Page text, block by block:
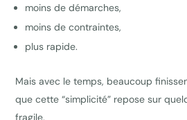
moins de démarches,
moins de contraintes,
plus rapide.
Mais avec le temps, beaucoup
que cette “simplicité” repose sur
fragile.